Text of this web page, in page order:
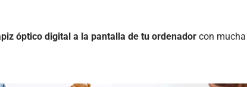
óptico digital a la pantalla de tu ordenador con mucha